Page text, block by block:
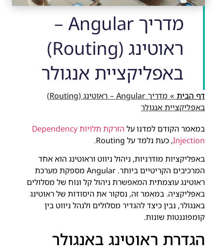
מדריך Angular –
ראוטינג (Routing)
באפליקציית אנגולר
דף הבית »
מדריך Angular – ראוטינג (Routing)
באפליקציית אנגולר
במאמר הקודם למדנו על
הזרקת תלויות Dependency
Injection, כעת נלמד על Routing.
באפליקציות מודרניות, ניהול ניווט וראוטינג הוא אחד
המרכיבים הקריטיים ביותר. Angular מספקת מערכת
ראוטינג עוצמתית המאפשרת ניהול קל ונוח של מסלולים
באפליקציה. במאמר זה, נסקור את היסודות של ראוטינג
באנגולר, נבין כיצד להגדיר מסלולים ולנהל ניווט בין
קומפוננטות שונות.
הגדרת ראוטינג באנגולר